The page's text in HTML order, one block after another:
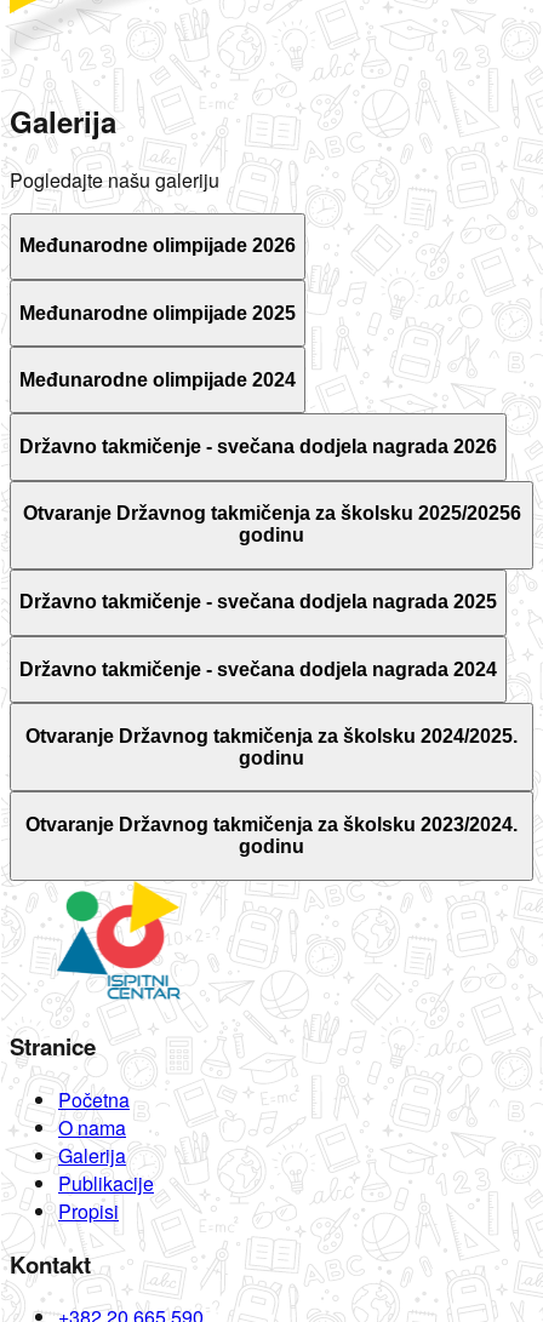
Galerija
Pogledajte našu galeriju
Međunarodne olimpijade 2026
Međunarodne olimpijade 2025
Međunarodne olimpijade 2024
Državno takmičenje - svečana dodjela nagrada 2026
Otvaranje Državnog takmičenja za školsku 2025/20256
godinu
Državno takmičenje - svečana dodjela nagrada 2025
Državno takmičenje - svečana dodjela nagrada 2024
Otvaranje Državnog takmičenja za školsku 2024/2025.
godinu
Otvaranje Državnog takmičenja za školsku 2023/2024.
godinu
Stranice
Početna
O nama
Galerija
Publikacije
Propisi
Kontakt